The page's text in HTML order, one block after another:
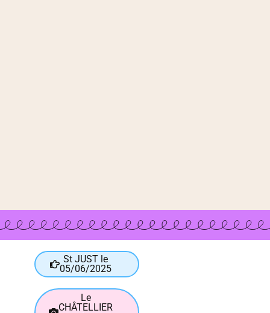
St JUST le
05/06/2025
Le
CHÂTELLIER